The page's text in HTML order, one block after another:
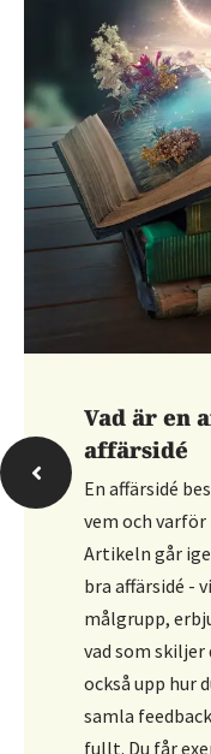
Hur
Artikeln går
personalfest
vanligtvis
kostnaden
i avdragsgill
konkreta
du håller
Läs mer